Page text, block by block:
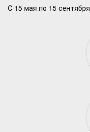
С 15 мая по 15 сентября